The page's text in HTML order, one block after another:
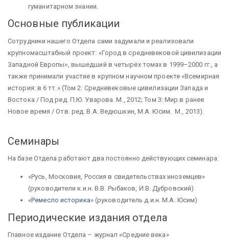
гуманитарном знании.
Основные публикации
Сотрудники нашего Отдела сами задумали и реализовали
крупномасштабный проект: «Город в средневековой цивилизации
Западной Европы», вышедший в четырёх томах в 1999–2000 гг., а
также принимали участие в крупном научном проекте «Всемирная
история: в 6 тт.» (Том 2: Средневековые цивилизации Запада и
Востока / Под ред. П.Ю. Уварова. М., 2012; Том 3: Мир в ранее
Новое время / Отв. ред. В.А. Ведюшкин, М.А. Юсим. М., 2013).
Семинары
На базе Отдела работают два постоянно действующих семинара:
«Русь, Московия, Россия в свидетельствах иноземцев»
(руководители к.и.н. В.В. Рыбаков, И.В. Дубровский)
«Ремесло историка» (руководитель д.и.н. М.А. Юсим)
Периодические издания отдела
Главное издание Отдела – журнал «Средние века»